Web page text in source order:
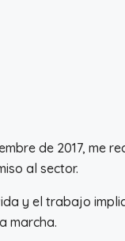
de 2017, me
al sector.
y el trabajo
marcha.